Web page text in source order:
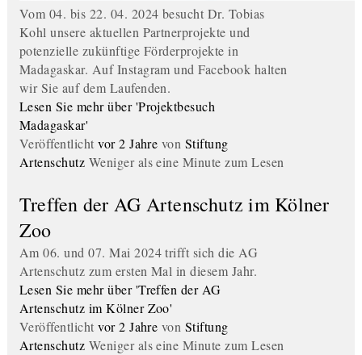
Vom 04. bis 22. 04. 2024 besucht Dr. Tobias
Kohl unsere aktuellen Partnerprojekte und
potenzielle zukünftige Förderprojekte in
Madagaskar. Auf Instagram und Facebook halten
wir Sie auf dem Laufenden.
Lesen Sie mehr über 'Projektbesuch
Madagaskar'
Veröffentlichtvor 2 Jahre von Stiftung
Artenschutz Weniger als eine Minute zum Lesen
Treffen der AG Artenschutz im Kölner
Zoo
Am 06. und 07. Mai 2024 trifft sich die AG
Artenschutz zum ersten Mal in diesem Jahr.
Lesen Sie mehr über 'Treffen der AG
Artenschutz im Kölner Zoo'
Veröffentlichtvor 2 Jahre von Stiftung
Artenschutz Weniger als eine Minute zum Lesen